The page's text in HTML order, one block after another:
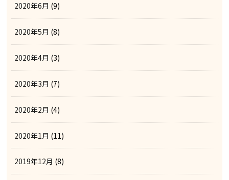
2020年6月 (9)
2020年5月 (8)
2020年4月 (3)
2020年3月 (7)
2020年2月 (4)
2020年1月 (11)
2019年12月 (8)